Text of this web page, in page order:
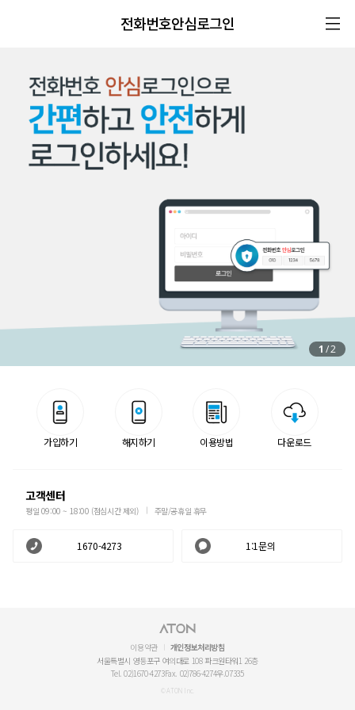
전화번호안심로그인
1 /2
가입하기 해지하기 이용방법 다운로드
고객센터
평일 09:00 ~ 18:00 (점심시간 제외) 주말/공휴일 휴무
1670-4273 1:1문의
이용약관
개인정보처리방침
서울특별시 영등포구 여의대로 108 파크원타워1 26층
Tel. 02)1670-4273Fax. 02)786-4274우.07335
© ATON Inc.